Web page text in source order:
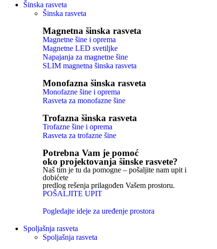
Šinska rasveta
Šinska rasveta
Magnetna šinska rasveta
Magnetne šine i oprema
Magnetne LED svetiljke
Napajanja za magnetne šine
SLIM magnetna šinska rasveta
Monofazna šinska rasveta
Monofazne šine i oprema
Rasveta za monofazne šine
Trofazna šinska rasveta
Trofazne šine i oprema
Rasveta za trofazne šine
Potrebna Vam je pomoć
oko projektovanja šinske rasvete?
Naš tim je tu da pomogne – pošaljite nam upit i
dobićete
predlog rešenja prilagođen Vašem prostoru.
POŠALJITE UPIT
Pogledajte ideje za uređenje prostora
Spoljašnja rasveta
Spoljašnja rasveta